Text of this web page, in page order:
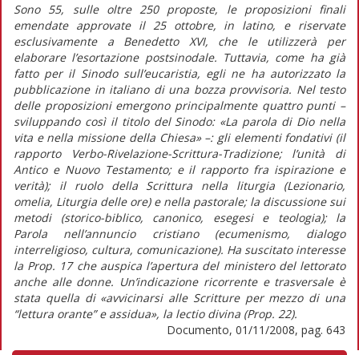
Sono 55, sulle oltre 250 proposte, le proposizioni finali
emendate approvate il 25 ottobre, in latino, e riservate
esclusivamente a Benedetto XVI, che le utilizzerà per
elaborare l’esortazione postsinodale. Tuttavia, come ha già
fatto per il Sinodo sull’eucaristia, egli ne ha autorizzato la
pubblicazione in italiano di una bozza provvisoria. Nel testo
delle proposizioni emergono principalmente quattro punti –
sviluppando così il titolo del Sinodo: «La parola di Dio nella
vita e nella missione della Chiesa» –: gli elementi fondativi (il
rapporto Verbo-Rivelazione-Scrittura-Tradizione; l’unità di
Antico e Nuovo Testamento; e il rapporto fra ispirazione e
verità); il ruolo della Scrittura nella liturgia (Lezionario,
omelia, Liturgia delle ore) e nella pastorale; la discussione sui
metodi (storico-biblico, canonico, esegesi e teologia); la
Parola nell’annuncio cristiano (ecumenismo, dialogo
interreligioso, cultura, comunicazione). Ha suscitato interesse
la Prop. 17 che auspica l’apertura del ministero del lettorato
anche alle donne. Un’indicazione ricorrente e trasversale è
stata quella di «avvicinarsi alle Scritture per mezzo di una
“lettura orante” e assidua», la lectio divina (Prop. 22).
Documento, 01/11/2008, pag. 643